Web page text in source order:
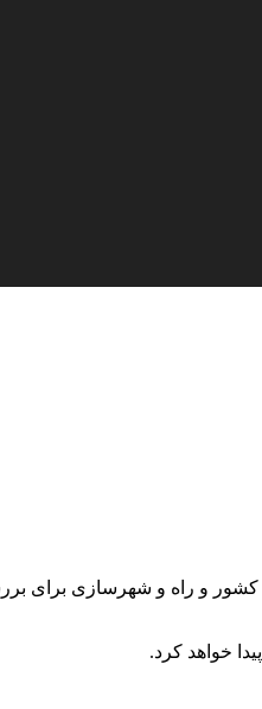
کشور و راه و شهرسازی برای
خواهد کرد.